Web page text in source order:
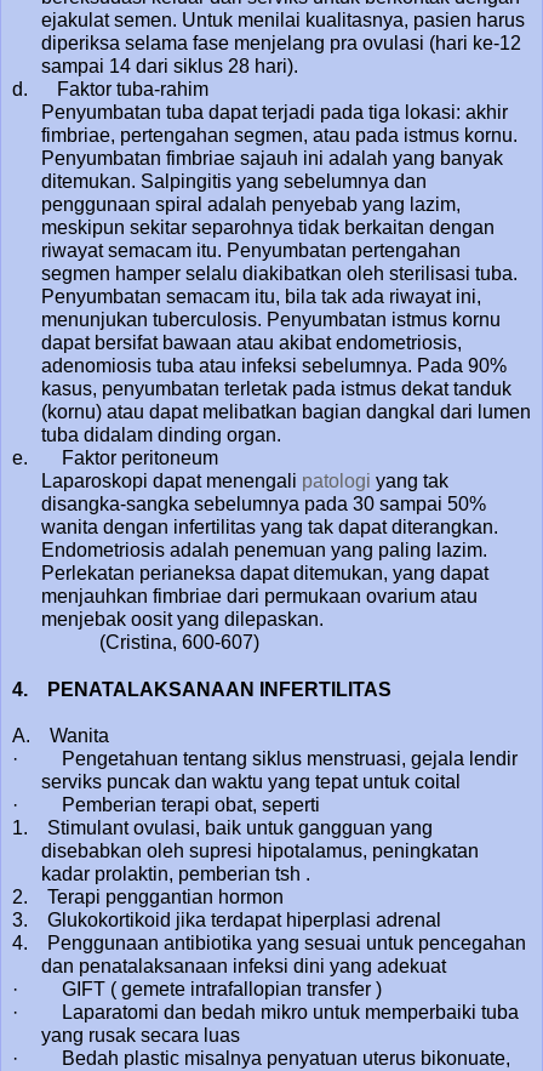
ejakulat semen. Untuk menilai kualitasnya, pasien harus
diperiksa selama fase menjelang pra ovulasi (hari ke-12
sampai 14 dari siklus 28 hari).
d. Faktor tuba-rahim
Penyumbatan tuba dapat terjadi pada tiga lokasi: akhir
fimbriae, pertengahan segmen, atau pada istmus kornu.
Penyumbatan fimbriae sajauh ini adalah yang banyak
ditemukan. Salpingitis yang sebelumnya dan
penggunaan spiral adalah penyebab yang lazim,
meskipun sekitar separohnya tidak berkaitan dengan
riwayat semacam itu. Penyumbatan pertengahan
segmen hamper selalu diakibatkan oleh sterilisasi tuba.
Penyumbatan semacam itu, bila tak ada riwayat ini,
menunjukan tuberculosis. Penyumbatan istmus kornu
dapat bersifat bawaan atau akibat endometriosis,
adenomiosis tuba atau infeksi sebelumnya. Pada 90%
kasus, penyumbatan terletak pada istmus dekat tanduk
(kornu) atau dapat melibatkan bagian dangkal dari lumen
tuba didalam dinding organ.
e. Faktor peritoneum
Laparoskopi dapat menengali patologi yang tak
disangka-sangka sebelumnya pada 30 sampai 50%
wanita dengan infertilitas yang tak dapat diterangkan.
Endometriosis adalah penemuan yang paling lazim.
Perlekatan perianeksa dapat ditemukan, yang dapat
menjauhkan fimbriae dari permukaan ovarium atau
menjebak oosit yang dilepaskan.
(Cristina, 600-607)
4. PENATALAKSANAAN INFERTILITAS
A. Wanita
· Pengetahuan tentang siklus menstruasi, gejala lendir
serviks puncak dan waktu yang tepat untuk coital
· Pemberian terapi obat, seperti
1. Stimulant ovulasi, baik untuk gangguan yang
disebabkan oleh supresi hipotalamus, peningkatan
kadar prolaktin, pemberian tsh .
2. Terapi penggantian hormon
3. Glukokortikoid jika terdapat hiperplasi adrenal
4. Penggunaan antibiotika yang sesuai untuk pencegahan
dan penatalaksanaan infeksi dini yang adekuat
· GIFT ( gemete intrafallopian transfer )
· Laparatomi dan bedah mikro untuk memperbaiki tuba
yang rusak secara luas
· Bedah plastic misalnya penyatuan uterus bikonuate,